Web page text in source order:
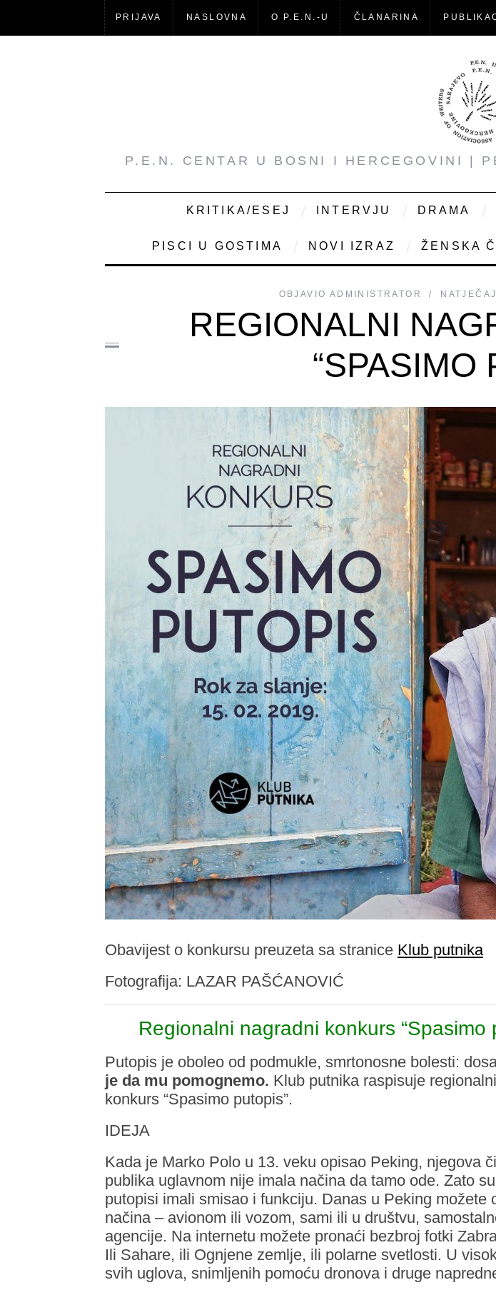
PRIJAVA NASLOVNA O P.E.N.-U ČLANARINA
P.E.N. CENTAR U BOSNI I HERCEGOVINI |
KRITIKA/ESEJ INTERVJU DRAMA
PISCI U GOSTIMA NOVI IZRAZ ŽENSKA
OBJAVIO ADMINISTRATOR NATJEČAJI
REGIONALNI
“SPASIMO
Obavijest o konkursu preuzeta sa stranice Klub putnika
Fotografija: LAZAR PAŠĆANOVIĆ
Regionalni nagradni konkurs “Spasimo
Putopis je oboleo od podmukle, smrtonosne bolesti:
je da mu pomognemo. Klub putnika raspisuje
konkurs “Spasimo putopis”.
IDEJA
Kada je Marko Polo u 13. veku opisao Peking, njegova
publika uglavnom nije imala načina da tamo ode. Zato
putopisi imali smisao i funkciju. Danas u Peking možete
načina – avionom ili vozom, sami ili u društvu,
agencije. Na internetu možete pronaći bezbroj fotki
Ili Sahare, ili Ognjene zemlje, ili polarne svetlosti. U
svih uglova, snimljenih pomoću dronova i druge